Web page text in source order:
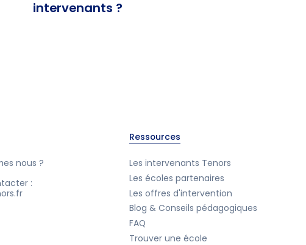
intervenants ?
nous ?
:
Ressources
Les intervenants Tenors
Les écoles partenaires
Les offres d'intervention
Blog & Conseils pédagogiques
FAQ
Trouver une école